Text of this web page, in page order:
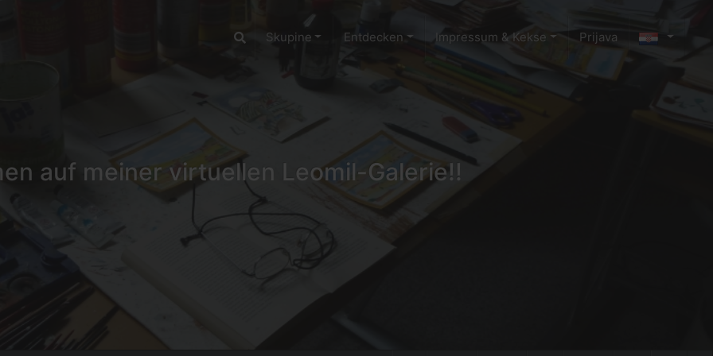
Skupine Entdecken Impressum & Kekse Prijava
auf meiner virtuellen Leomil-Galerie!!